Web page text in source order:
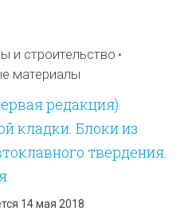
и строительство
материалы
редакция).
кладки. Блоки из
твердения.
14 мая 2018